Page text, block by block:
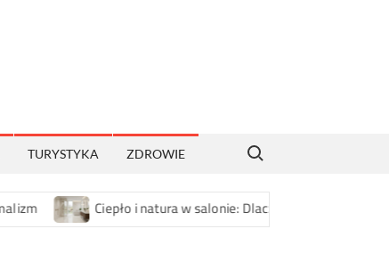
TURYSTYKA ZDROWIE
Search for:
Ciepło i natura w salonie: Dlaczego gres porcelanowy i duże